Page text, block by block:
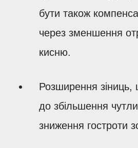
бути також
через зменшення
кисню.
Розширення
до збільшення
зниження гостроти